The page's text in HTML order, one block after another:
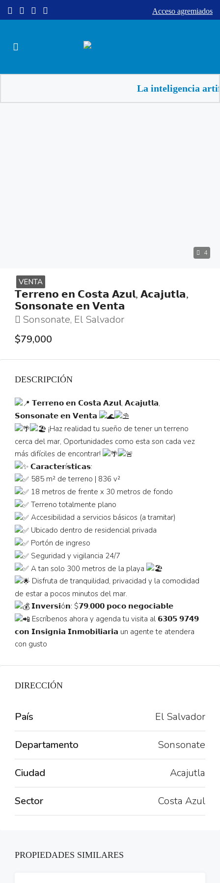
Acceso agremiados
La inteligencia artificial
4
VENTA
𝗧𝗲𝗿𝗿𝗲𝗻𝗼 𝗲𝗻 𝗖𝗼𝘀𝘁𝗮 𝗔𝘇𝘂𝗹, 𝗔𝗰𝗮𝗷𝘂𝘁𝗹𝗮,
𝗦𝗼𝗻𝘀𝗼𝗻𝗮𝘁𝗲 𝗲𝗻 𝗩𝗲𝗻𝘁𝗮
Sonsonate, El Salvador
$79,000
DESCRIPCIÓN
𝗧𝗲𝗿𝗿𝗲𝗻𝗼 𝗲𝗻 𝗖𝗼𝘀𝘁𝗮 𝗔𝘇𝘂𝗹, 𝗔𝗰𝗮𝗷𝘂𝘁𝗹𝗮,
𝗦𝗼𝗻𝘀𝗼𝗻𝗮𝘁𝗲 𝗲𝗻 𝗩𝗲𝗻𝘁𝗮
¡Haz realidad tu sueño de tener un terreno
cerca del mar, Oportunidades como esta son cada vez
más difíciles de encontrar!
𝗖𝗮𝗿𝗮𝗰𝘁𝗲𝗿í𝘀𝘁𝗶𝗰𝗮𝘀:
585 m² de terreno | 836 v²
18 metros de frente x 30 metros de fondo
Terreno totalmente plano
Accesibilidad a servicios básicos (a tramitar)
Ubicado dentro de residencial privada
Portón de ingreso
Seguridad y vigilancia 24/7
A tan solo 300 metros de la playa
Disfruta de tranquilidad, privacidad y la comodidad
de estar a pocos minutos del mar.
𝗜𝗻𝘃𝗲𝗿𝘀𝗶ó𝗻: $𝟳𝟵,𝟬𝟬𝟬 𝗽𝗼𝗰𝗼 𝗻𝗲𝗴𝗼𝗰𝗶𝗮𝗯𝗹𝗲
Escríbenos ahora y agenda tu visita al 𝟲𝟯𝟬𝟱 𝟵𝟳𝟰𝟵
𝗰𝗼𝗻 𝗜𝗻𝘀𝗶𝗴𝗻𝗶𝗮 𝗜𝗻𝗺𝗼𝗯𝗶𝗹𝗶𝗮𝗿𝗶𝗮 un agente te atendera
con gusto
DIRECCIÓN
País El Salvador
Departamento Sonsonate
Ciudad Acajutla
Sector Costa Azul
PROPIEDADES SIMILARES